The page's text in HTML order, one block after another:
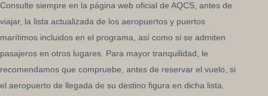
Consulte siempre en la página web oficial de AQCS, antes de
viajar, la lista actualizada de los aeropuertos y puertos
marítimos incluidos en el programa, así como si se admiten
pasajeros en otros lugares. Para mayor tranquilidad, le
recomendamos que compruebe, antes de reservar el vuelo, si
el aeropuerto de llegada de su destino figura en dicha lista.